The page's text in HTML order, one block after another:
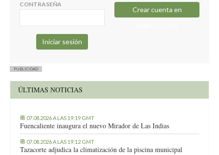
CONTRASEÑA
Crear cuenta en
PUBLICIDAD
ÚLTIMAS NOTICIAS
07.08.2026 A LAS 19:19 GMT
Fuencaliente inaugura el nuevo Mirador de Las Indias
07.08.2026 A LAS 19:12 GMT
Tazacorte adjudica la climatización de la piscina municipal